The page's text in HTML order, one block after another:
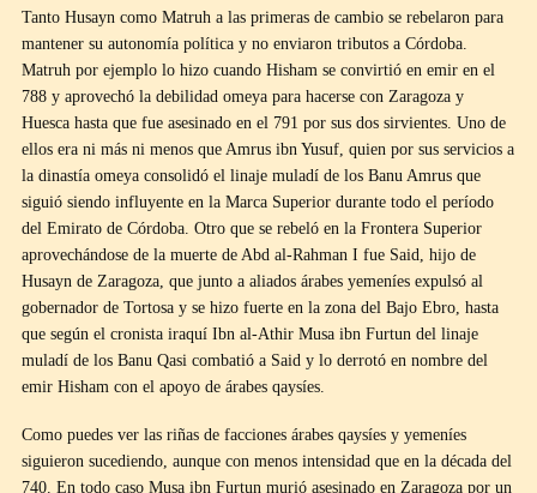
Tanto Husayn como Matruh a las primeras de cambio se rebelaron para
mantener su autonomía política y no enviaron tributos a Córdoba.
Matruh por ejemplo lo hizo cuando Hisham se convirtió en emir en el
788 y aprovechó la debilidad omeya para hacerse con Zaragoza y
Huesca hasta que fue asesinado en el 791 por sus dos sirvientes. Uno de
ellos era ni más ni menos que Amrus ibn Yusuf, quien por sus servicios a
la dinastía omeya consolidó el linaje muladí de los Banu Amrus que
siguió siendo influyente en la Marca Superior durante todo el período
del Emirato de Córdoba. Otro que se rebeló en la Frontera Superior
aprovechándose de la muerte de Abd al-Rahman I fue Said, hijo de
Husayn de Zaragoza, que junto a aliados árabes yemeníes expulsó al
gobernador de Tortosa y se hizo fuerte en la zona del Bajo Ebro, hasta
que según el cronista iraquí Ibn al-Athir Musa ibn Furtun del linaje
muladí de los Banu Qasi combatió a Said y lo derrotó en nombre del
emir Hisham con el apoyo de árabes qaysíes.
Como puedes ver las riñas de facciones árabes qaysíes y yemeníes
siguieron sucediendo, aunque con menos intensidad que en la década del
740. En todo caso Musa ibn Furtun murió asesinado en Zaragoza por un